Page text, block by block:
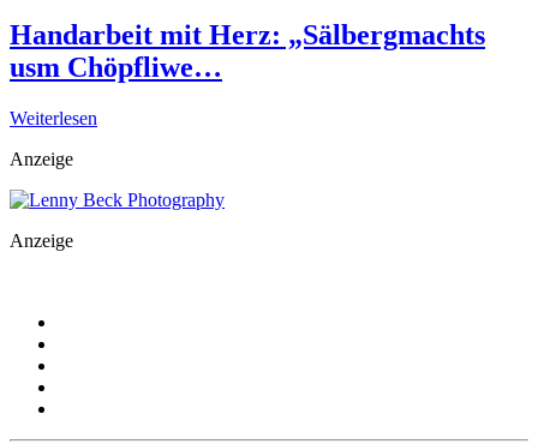
Handarbeit mit Herz: „Sälbergmachts
usm Chöpfliwe…
Weiterlesen
Anzeige
Anzeige